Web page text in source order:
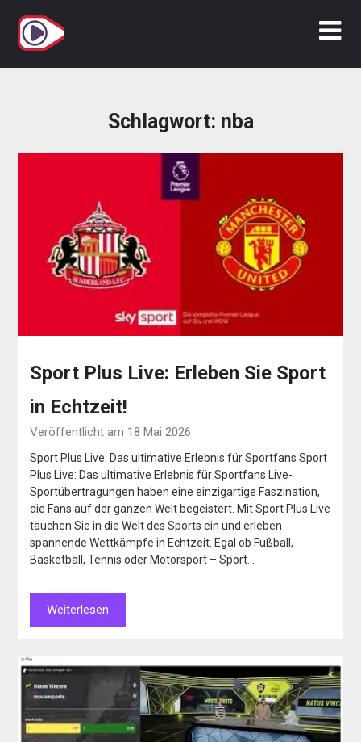
Inhalt
springen
Schlagwort: nba
Sport Plus Live: Erleben Sie Sport
in Echtzeit!
Veröffentlicht am 18 Mai 2026
Sport Plus Live: Das ultimative Erlebnis für Sportfans Sport
Plus Live: Das ultimative Erlebnis für Sportfans Live-
Sportübertragungen haben eine einzigartige Faszination,
die Fans auf der ganzen Welt begeistert. Mit Sport Plus Live
tauchen Sie in die Welt des Sports ein und erleben
spannende Wettkämpfe in Echtzeit. Egal ob Fußball,
Basketball, Tennis oder Motorsport – Sport…
Weiterlesen